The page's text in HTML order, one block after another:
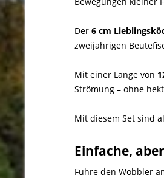
Der 6 cm
zweijährigen
Mit einer Länge von
Strömung – ohne
Mit diesem Set sind
Einfache,
Führe den Wobbler